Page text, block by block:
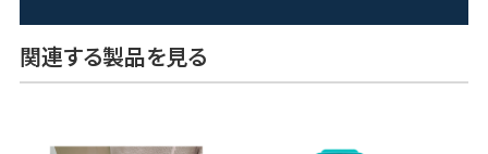
関連する製品を見る